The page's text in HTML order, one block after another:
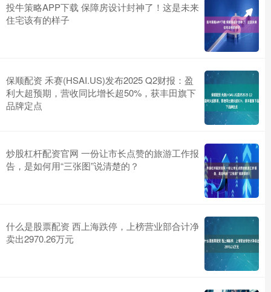
投牛策略APP下载 保障房设计封神了！这是未来
住宅该有的样子
保顺配资 禾赛(HSAI.US)发布2025 Q2财报：盈
利大超预期，营收同比增长超50%，获丰田旗下
品牌定点
炒股杠杆配资官网 一份让市长点赞的旅游工作报
告，是如何用“三张图”说清楚的？
什么是股票配资 西上海跌停，上榜营业部合计净
卖出2970.26万元